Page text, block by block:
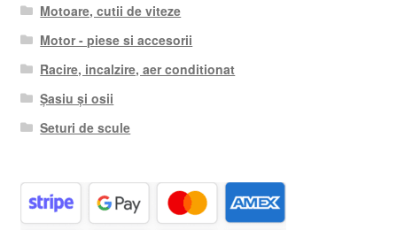
Motoare, cutii de viteze
Motor - piese si accesorii
Racire, incalzire, aer conditionat
Șasiu și osii
Seturi de scule